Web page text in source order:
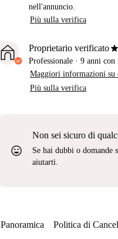
nell'annuncio.
Più sulla verifica
Proprietario verificatostar
Professionale · 9 anni con
Maggiori informazioni su
Più sulla verifica
sentiment_very_satisfied
Non sei sicuro di
Se hai dubbi o domande
aiutarti.
Panoramica Politica di